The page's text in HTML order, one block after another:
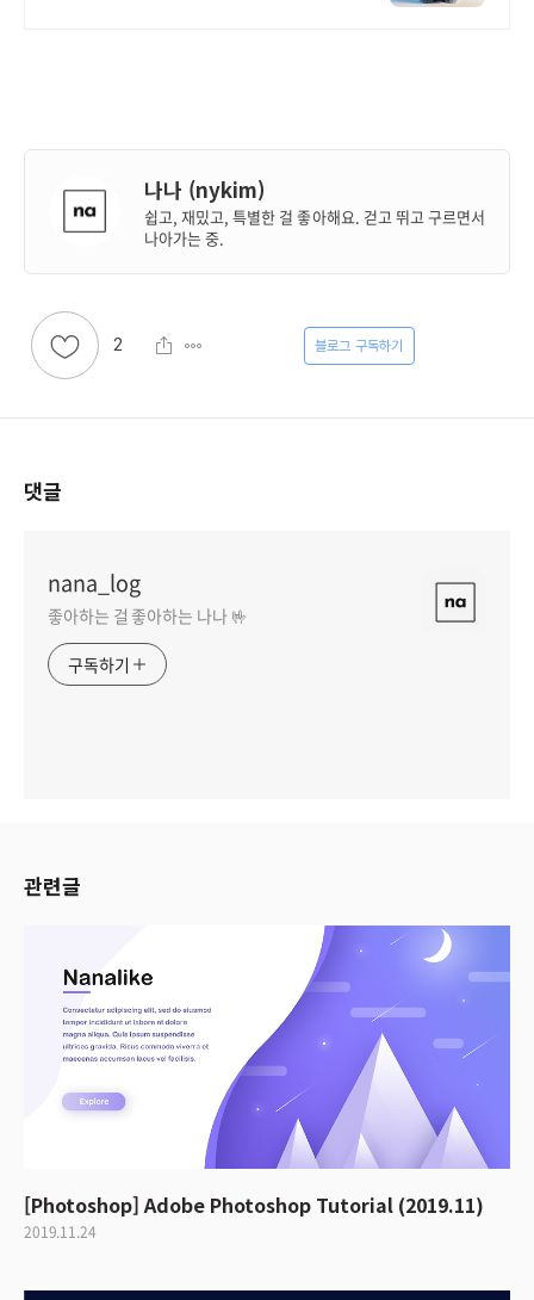
나나 (nykim)
쉽고, 재밌고, 특별한 걸 좋아해요. 걷고 뛰고 구르면서
나아가는 중.
2 구독하기
댓글
nana_log
좋아하는 걸 좋아하는 나나 🤟
구독하기
관련글
[Photoshop] Adobe Photoshop Tutorial (2019.11)
2019.11.24